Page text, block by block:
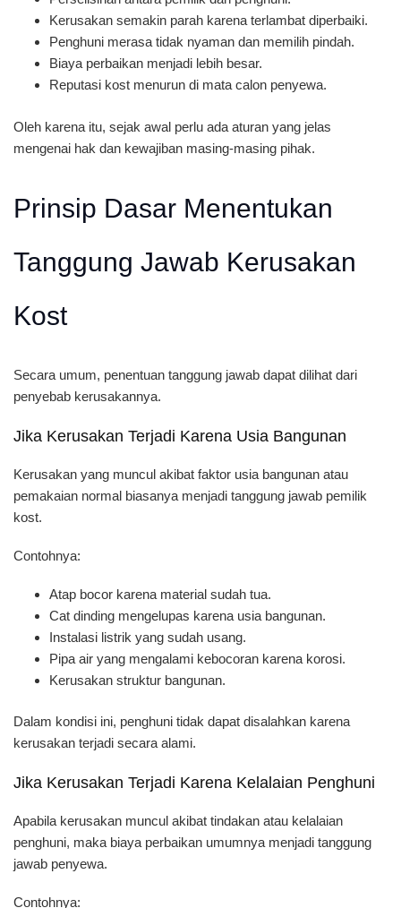
Kerusakan semakin parah karena terlambat diperbaiki.
Penghuni merasa tidak nyaman dan memilih pindah.
Biaya perbaikan menjadi lebih besar.
Reputasi kost menurun di mata calon penyewa.
Oleh karena itu, sejak awal perlu ada aturan yang jelas
mengenai hak dan kewajiban masing-masing pihak.
Prinsip Dasar Menentukan
Tanggung Jawab Kerusakan
Kost
Secara umum, penentuan tanggung jawab dapat dilihat dari
penyebab kerusakannya.
Jika Kerusakan Terjadi Karena Usia Bangunan
Kerusakan yang muncul akibat faktor usia bangunan atau
pemakaian normal biasanya menjadi tanggung jawab pemilik
kost.
Contohnya:
Atap bocor karena material sudah tua.
Cat dinding mengelupas karena usia bangunan.
Instalasi listrik yang sudah usang.
Pipa air yang mengalami kebocoran karena korosi.
Kerusakan struktur bangunan.
Dalam kondisi ini, penghuni tidak dapat disalahkan karena
kerusakan terjadi secara alami.
Jika Kerusakan Terjadi Karena Kelalaian Penghuni
Apabila kerusakan muncul akibat tindakan atau kelalaian
penghuni, maka biaya perbaikan umumnya menjadi tanggung
jawab penyewa.
Contohnya: